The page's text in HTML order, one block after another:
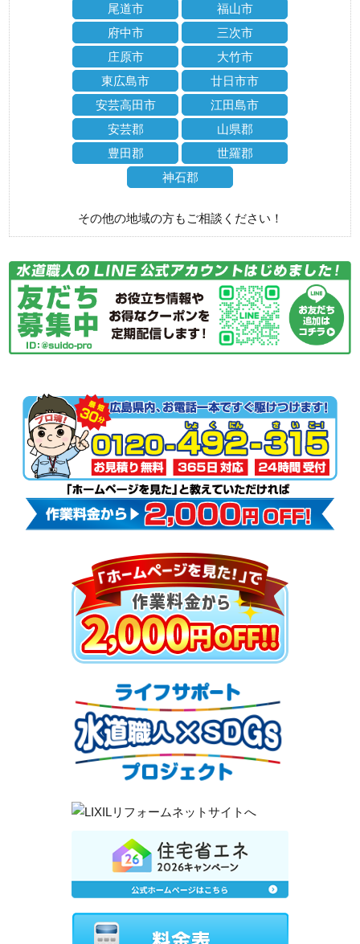
尾道市
福山市
府中市
三次市
庄原市
大竹市
東広島市
廿日市市
安芸高田市
江田島市
安芸郡
山県郡
豊田郡
世羅郡
神石郡
その他の地域の方もご相談ください！